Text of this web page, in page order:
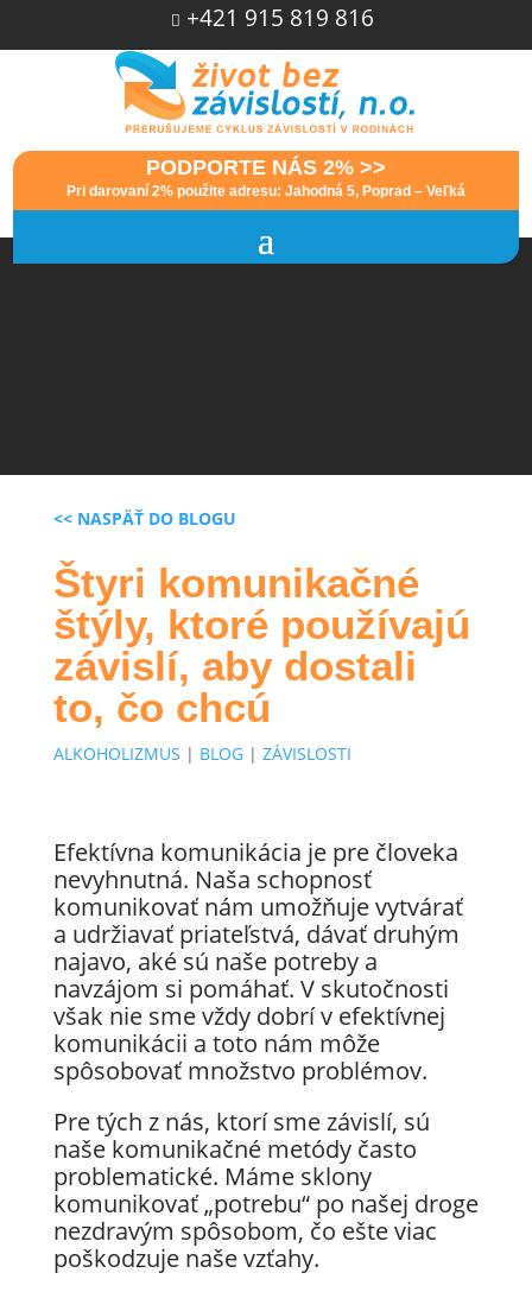
 +421 915 819 816
PODPORTE NÁS 2% >>
Pri darovaní 2% použite adresu: Jahodná 5, Poprad – Veľká
<< NASPÄŤ DO BLOGU
Štyri komunikačné
štýly, ktoré používajú
závislí, aby dostali
to, čo chcú
ALKOHOLIZMUS | BLOG| ZÁVISLOSTI
Efektívna komunikácia je pre človeka
nevyhnutná. Naša schopnosť
komunikovať nám umožňuje vytvárať
a udržiavať priateľstvá, dávať druhým
najavo, aké sú naše potreby a
navzájom si pomáhať. V skutočnosti
však nie sme vždy dobrí v efektívnej
komunikácii a toto nám môže
spôsobovať množstvo problémov.
Pre tých z nás, ktorí sme závislí, sú
naše komunikačné metódy často
problematické. Máme sklony
komunikovať „potrebu“ po našej droge
nezdravým spôsobom, čo ešte viac
poškodzuje naše vzťahy.